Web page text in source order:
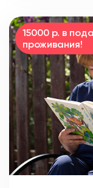
15000 р. в
проживания!